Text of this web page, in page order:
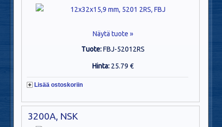
Näytä tuote »
Tuote:FBJ-52012RS
Hinta: 25.79 €
Lisää ostoskoriin
3200A, NSK